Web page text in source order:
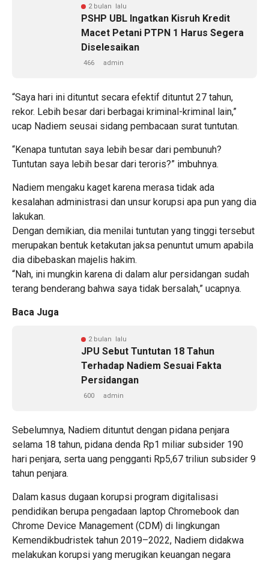
2 bulan lalu
PSHP UBL Ingatkan Kisruh Kredit
Macet Petani PTPN 1 Harus Segera
Diselesaikan
466 admin
“Saya hari ini dituntut secara efektif dituntut 27 tahun,
rekor. Lebih besar dari berbagai kriminal-kriminal lain,”
ucap Nadiem seusai sidang pembacaan surat tuntutan.
“Kenapa tuntutan saya lebih besar dari pembunuh?
Tuntutan saya lebih besar dari teroris?” imbuhnya.
Nadiem mengaku kaget karena merasa tidak ada
kesalahan administrasi dan unsur korupsi apa pun yang dia
lakukan.
Dengan demikian, dia menilai tuntutan yang tinggi tersebut
merupakan bentuk ketakutan jaksa penuntut umum apabila
dia dibebaskan majelis hakim.
“Nah, ini mungkin karena di dalam alur persidangan sudah
terang benderang bahwa saya tidak bersalah,” ucapnya.
Baca Juga
2 bulan lalu
JPU Sebut Tuntutan 18 Tahun
Terhadap Nadiem Sesuai Fakta
Persidangan
600 admin
Sebelumnya, Nadiem dituntut dengan pidana penjara
selama 18 tahun, pidana denda Rp1 miliar subsider 190
hari penjara, serta uang pengganti Rp5,67 triliun subsider 9
tahun penjara.
Dalam kasus dugaan korupsi program digitalisasi
pendidikan berupa pengadaan laptop Chromebook dan
Chrome Device Management (CDM) di lingkungan
Kemendikbudristek tahun 2019–2022, Nadiem didakwa
melakukan korupsi yang merugikan keuangan negara